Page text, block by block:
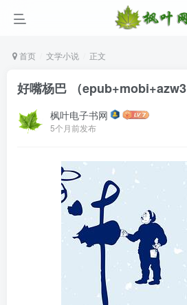
首页 文学小说 正文
好嘴杨巴 （
枫叶电子书网
5个月前发布
登录
没有账号？立即注册
用户名/手机号/邮箱
登录密码